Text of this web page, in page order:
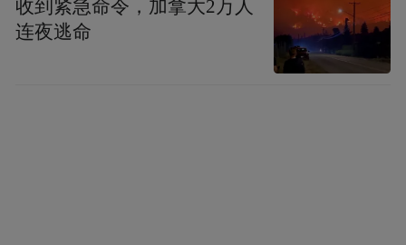
收到紧急命令，加拿大2万人
连夜逃命